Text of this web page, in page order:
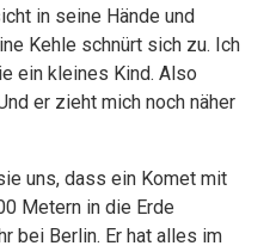
in seine Hände und
Kehle schnürt sich zu. Ich
ein kleines Kind. Also
er zieht mich noch näher
uns, dass ein Komet mit
Metern in die Erde
bei Berlin. Er hat alles im